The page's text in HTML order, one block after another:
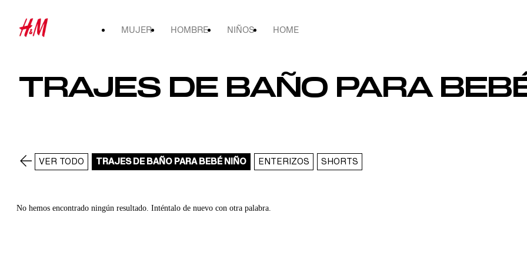
MUJER HOMBRE NIÑOS HOME
TRAJES DE BAÑO PARA
VER TODO TRAJES DE BAÑO PARA BEBÉ NIÑO ENTERIZOS SHORTS
No hemos encontrado ningún resultado. Inténtalo de nuevo con otra palabra.